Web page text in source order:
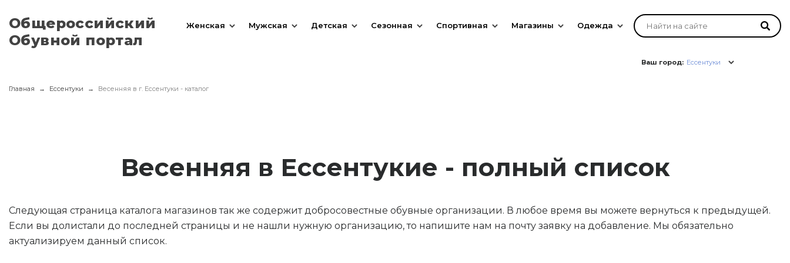
Общероссийский
Обувной портал
Женская Мужская Детская Сезонная Спортивная Магазины Одежда
Ваш город: Ессентуки
Главная Ессентуки Весенняя в г. Ессентуки - каталог
Весенняя в Ессентукие - полный список
Следующая страница каталога магазинов так же содержит добросовестные обувные организации. В любое время вы можете вернуться к предыдущей.
Если вы долистали до последней страницы и не нашли нужную организацию, то напишите нам на почту заявку на добавление. Мы обязательно
актуализируем данный список.